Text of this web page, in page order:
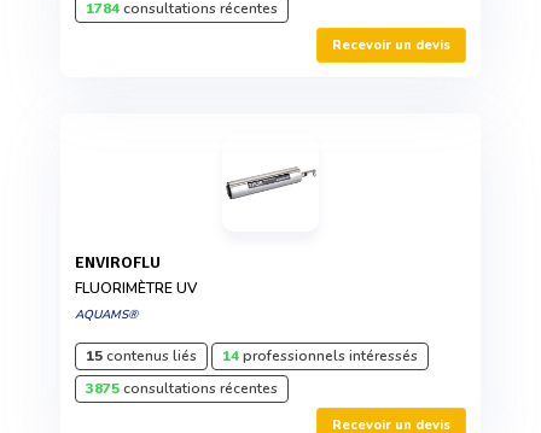
1784consultations récentes
Recevoir un devis
ENVIROFLU
FLUORIMÈTRE UV
AQUAMS®
15contenus liés 14professionnels intéressés
3875consultations récentes
Recevoir un devis